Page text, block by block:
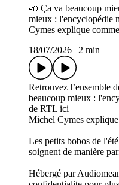
📣 Ç­a va beaucoup
mieux : l'encyclopédie
Cymes explique
18/07/2026
2 min
Retrouvez l’ensemble
beaucoup mieux :
de RTL ici
Michel Cymes
Les petits bobos de
soignent de manière
Hébergé par